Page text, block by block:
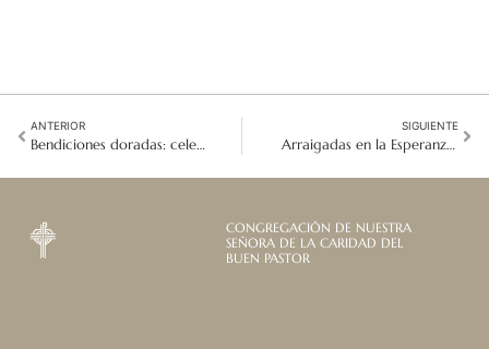
ANTERIOR
Bendiciones doradas: celebrando 50 años de misión en Pakistán
SIGUIENTE
Arraigadas en la Esperanza: Cinco Décadas de Servicio en Senegal
CONGREGACIÓN DE NUESTRA
SEÑORA DE LA CARIDAD DEL
BUEN PASTOR